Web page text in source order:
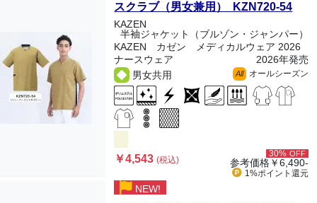
スクラブ（男女兼用） KZN720-54
KAZEN
半袖ジャケット（ブルゾン・ジャンパー）
KAZEN カゼン メディカルウェア 2026
ナースウェア
2026年発売
男女共用
All オールシーズン
￥4,543(税込)
30% OFF
参考価格￥6,490-
1%ポイント 還元
NEW!